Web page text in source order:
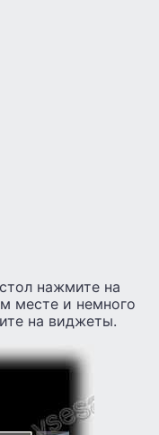
нажмите на
месте и немного
на виджеты.